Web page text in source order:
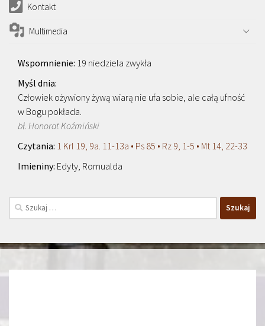
Kontakt
Multimedia
19 niedziela zwykła
Człowiek ożywiony żywą wiarą nie ufa sobie, ale całą ufność
w Bogu pokłada.
bł. Honorat Koźmiński
1 Krl 19, 9a. 11-13a • Ps 85 • Rz 9, 1-5 • Mt 14, 22-33
Edyty, Romualda
Szukaj: